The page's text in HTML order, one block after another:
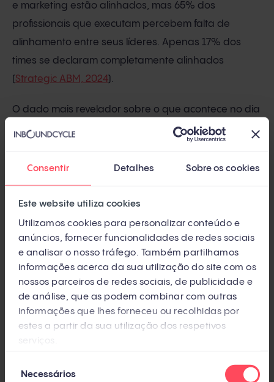
Consentir Detalhes Sobre os cookies
Este website utiliza cookies
Utilizamos cookies para personalizar conteúdo e
anúncios, fornecer funcionalidades de redes sociais
e analisar o nosso tráfego. Também partilhamos
informações acerca da sua utilização do site com os
nossos parceiros de redes sociais, de publicidade e
de análise, que as podem combinar com outras
informações que lhes forneceu ou recolhidas por
estes a partir da sua utilização dos respetivos
deNecessários
e marketing estão alinhados, mas 65% dos
profissionais que executam percebem falta de
alinhamento entre seus líderes. Apenas 17% dos
times se declaram completamente alinhados
(Strategic ABM, 2024).
O dado mais revelador sobre o que acontece no dia
a dia: o tempo médio de resposta B2B é de 42 horas
programas ABM que funcionam, a exigência é
responder em menos de 5 minutos para contas Tier
1 com intenção alta (LeanData, 2026).
Quando 60% a 70% do conteúdo que marketing
produz não é usado por vendas, e 65% dos
representantes dizem que não encontram materiais
adequados, fica claro que a sincronização é
performativa. O conceito de "teatro de alinhamento"
descreve bem: reuniões conjuntas que não se
Para empresas que querem transformar esse